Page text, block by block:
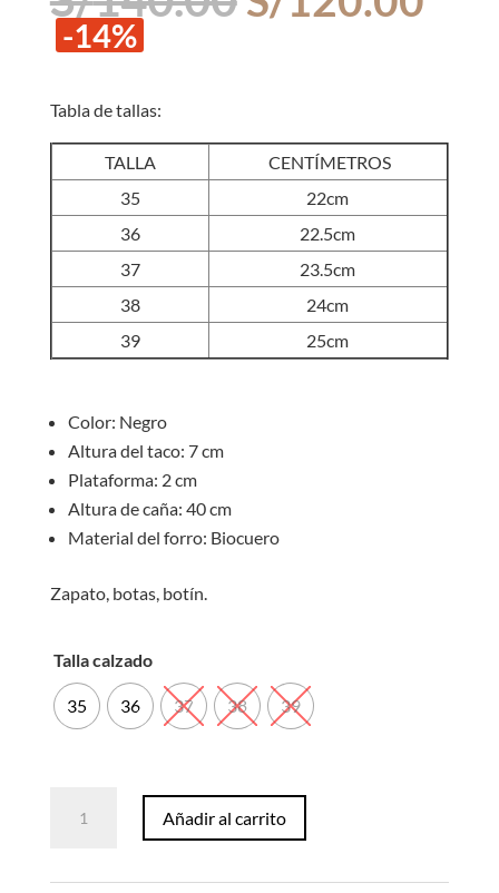
precio
-14%
Tabla de tallas:
TALLA
CENTÍMETROS
35
22cm
36
22.5cm
37
23.5cm
38
24cm
39
25cm
Color: Negro
Altura del taco: 7 cm
Plataforma: 2 cm
Altura de caña: 40 cm
Material del forro: Biocuero
Zapato, botas, botín.
Talla calzado
35 36 37 38 39
Denisse
Añadir al carrito